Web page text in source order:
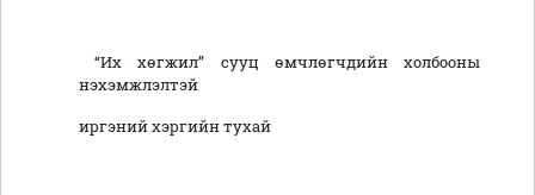
“Их хөгжил” сууц өмчлөгчдийн холбооны
нэхэмжлэлтэй
иргэний хэргийн тухай